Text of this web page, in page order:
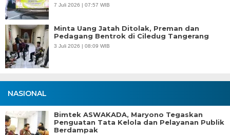
7 Juli 2026 | 07:57 WIB
Minta Uang Jatah Ditolak, Preman dan
Pedagang Bentrok di Ciledug Tangerang
3 Juli 2026 | 08:09 WIB
NASIONAL
Bimtek ASWAKADA, Maryono Tegaskan
Penguatan Tata Kelola dan Pelayanan Publik
Berdampak